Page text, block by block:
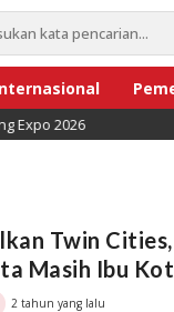
2026
Twin
Masih Ibu
2 tahun yang lalu